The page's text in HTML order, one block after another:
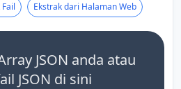
Ekstrak dari Halaman Web
JSON anda atau
JSON di sini